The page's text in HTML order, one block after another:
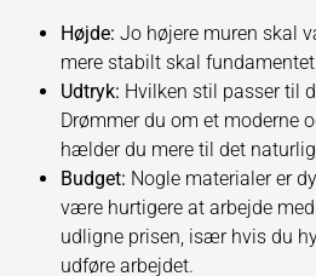
Højde: Jo højere muren skal
mere stabilt skal
Udtryk: Hvilken stil passer til
Drømmer du om et moderne
hælder du mere til det
Budget: Nogle materialer er
være hurtigere at arbejde
udligne prisen, især hvis du
udføre arbejdet.